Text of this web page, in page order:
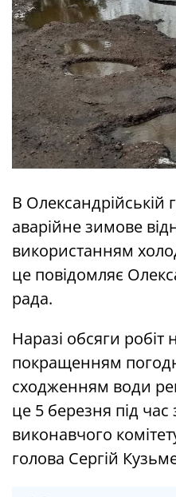
В Олександрійській
аварійне зимове
використанням
це повідомляє
рада.
Наразі обсяги робіт
покращенням
сходженням води
це 5 березня під час
виконавчого
голова Сергій